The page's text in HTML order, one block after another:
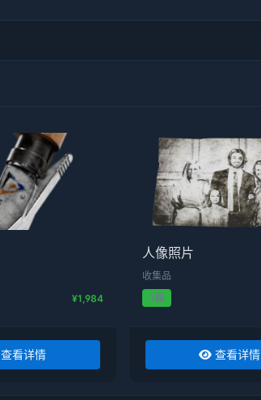
¥1,984
查看详情
人像照片
收集品
1级
查看详情